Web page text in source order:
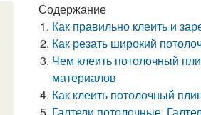
Содержание
Как правильно клеить и
Как резать широкий
Чем клеить потолочный
материалов
Как клеить потолочный